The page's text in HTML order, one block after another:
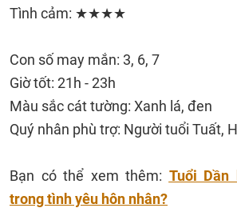
Tình cảm: ★★★★
Con số may mắn: 3, 6, 7
Giờ tốt: 21h - 23h
Màu sắc cát tường: Xanh lá, đen
Quý nhân phù trợ: Người tuổi Tuất,
Bạn có thể xem thêm: Tuổi Dần
trong tình yêu hôn nhân?